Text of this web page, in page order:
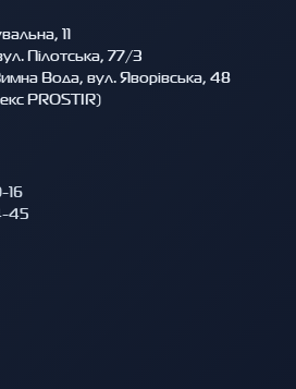
11
Пілотська, 77/3
Вода, вул. Яворівська, 48
PROSTIR)
16
45